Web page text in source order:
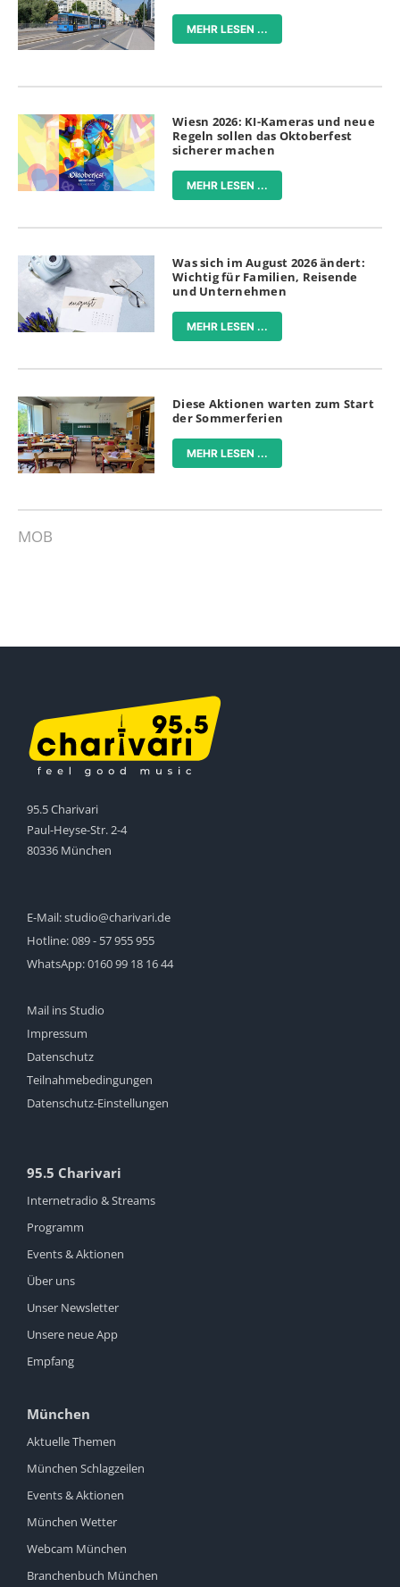
MEHR LESEN ...
Wiesn 2026: KI-Kameras und neue
Regeln sollen das Oktoberfest
sicherer machen
MEHR LESEN ...
Was sich im August 2026 ändert:
Wichtig für Familien, Reisende
und Unternehmen
MEHR LESEN ...
Diese Aktionen warten zum Start
der Sommerferien
MEHR LESEN ...
MOB
95.5 Charivari
Paul-Heyse-Str. 2-4
80336 München
E-Mail:studio@charivari.de
Hotline:089 - 57 955 955
WhatsApp:0160 99 18 16 44
Mail ins Studio
Impressum
Datenschutz
Teilnahmebedingungen
Datenschutz-Einstellungen
95.5 Charivari
Internetradio & Streams
Programm
Events & Aktionen
Über uns
Unser Newsletter
Unsere neue App
Empfang
München
Aktuelle Themen
München Schlagzeilen
Events & Aktionen
München Wetter
Webcam München
Branchenbuch München